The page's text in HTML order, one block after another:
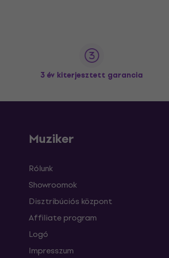
3 év kiterjesztett garancia
Muziker
Rólunk
Showroomok
Disztribúciós központ
Affiliate program
Logó
Impresszum